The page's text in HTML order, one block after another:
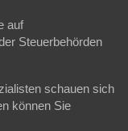
auf
Steuerbehörden
schauen sich
können Sie